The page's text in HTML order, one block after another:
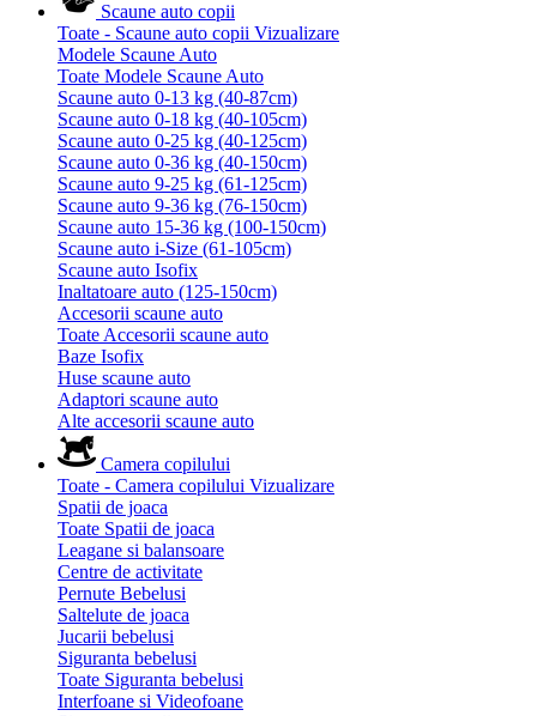
Scaune auto copii
Toate - Scaune auto copii Vizualizare
Modele Scaune Auto
Toate Modele Scaune Auto
Scaune auto 0-13 kg (40-87cm)
Scaune auto 0-18 kg (40-105cm)
Scaune auto 0-25 kg (40-125cm)
Scaune auto 0-36 kg (40-150cm)
Scaune auto 9-25 kg (61-125cm)
Scaune auto 9-36 kg (76-150cm)
Scaune auto 15-36 kg (100-150cm)
Scaune auto i-Size (61-105cm)
Scaune auto Isofix
Inaltatoare auto (125-150cm)
Accesorii scaune auto
Toate Accesorii scaune auto
Baze Isofix
Huse scaune auto
Adaptori scaune auto
Alte accesorii scaune auto
Camera copilului
Toate - Camera copilului Vizualizare
Spatii de joaca
Toate Spatii de joaca
Leagane si balansoare
Centre de activitate
Pernute Bebelusi
Saltelute de joaca
Jucarii bebelusi
Siguranta bebelusi
Toate Siguranta bebelusi
Interfoane si Videofoane